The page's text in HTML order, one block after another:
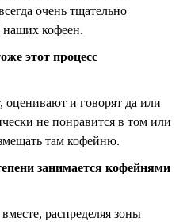
очень тщательно
кофеен.
этот процесс
и говорят да или
не понравится в том или
там кофейню.
занимается кофейнями
распределяя зоны